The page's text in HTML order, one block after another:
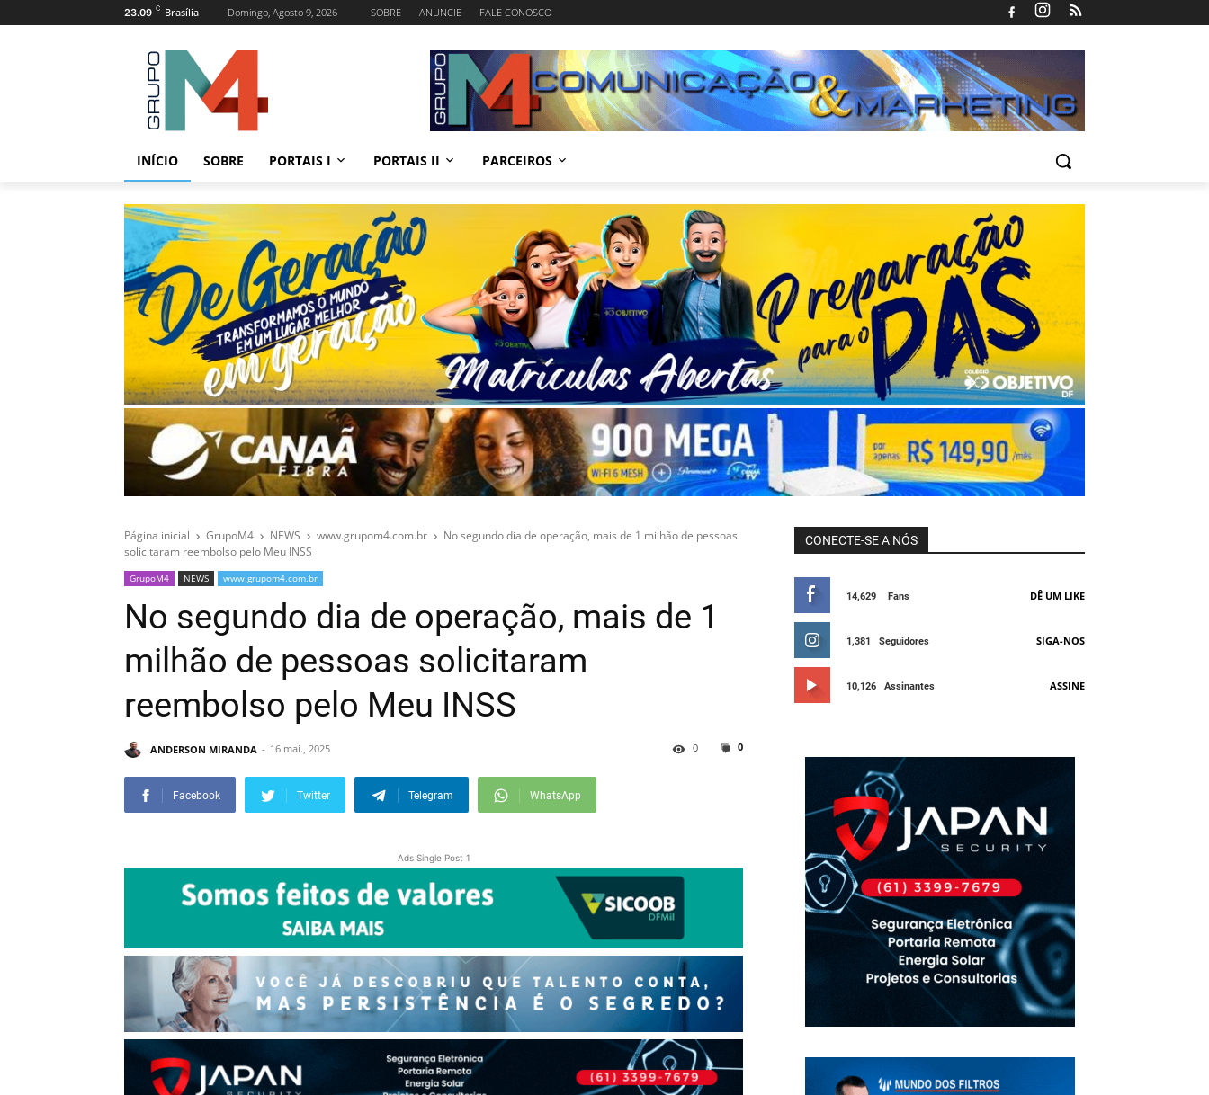
23.09 C Brasília Domingo, Agosto 9, 2026 SOBRE ANUNCIE FALE CONOSCO
INÍCIO SOBRE PORTAIS I PORTAIS II PARCEIROS
Página inicial GrupoM4 NEWS www.grupom4.com.br
No segundo dia de operação, mais de 1 milhão de pessoas
solicitaram reembolso pelo Meu INSS
GrupoM4 NEWS www.grupom4.com.br
No segundo dia de operação, mais de 1
milhão de pessoas solicitaram
reembolso pelo Meu INSS
ANDERSON MIRANDA 16 mai., 2025 0
0
Facebook Twitter Telegram WhatsApp
Ads Single Post 1
CONECTE-SE A NÓS
14,629 Fans DÊ UM LIKE
1,381 Seguidores SIGA-NOS
10,126 Assinantes ASSINE